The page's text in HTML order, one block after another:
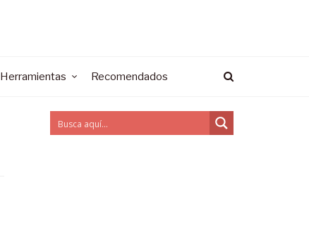
Herramientas Recomendados